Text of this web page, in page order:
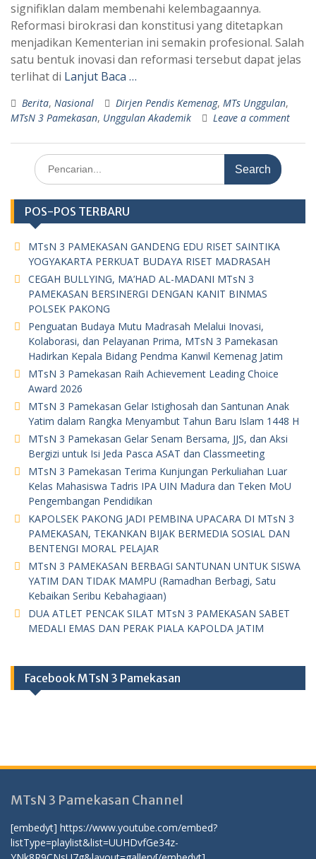
signifiklan dalam membenahi kelembagaannya.
Reformasi birokrasi dan konstitusi yang ditetapkan
menjadikan Kementerian ini semakin profesional. Salah
satu bentuk inovasi dan reformasi tersebut dapat jelas
terlihat di Lanjut Baca …
Berita, Nasional Dirjen Pendis Kemenag, MTs Unggulan,
MTsN 3 Pamekasan, Unggulan Akademik Leave a comment
Search
for:
POS-POS TERBARU
MTsN 3 PAMEKASAN GANDENG EDU RISET SAINTIKA
YOGYAKARTA PERKUAT BUDAYA RISET MADRASAH
CEGAH BULLYING, MA’HAD AL-MADANI MTsN 3
PAMEKASAN BERSINERGI DENGAN KANIT BINMAS
POLSEK PAKONG
Penguatan Budaya Mutu Madrasah Melalui Inovasi,
Kolaborasi, dan Pelayanan Prima, MTsN 3 Pamekasan
Hadirkan Kepala Bidang Pendma Kanwil Kemenag Jatim
MTsN 3 Pamekasan Raih Achievement Leading Choice
Award 2026
MTsN 3 Pamekasan Gelar Istighosah dan Santunan Anak
Yatim dalam Rangka Menyambut Tahun Baru Islam 1448 H
MTsN 3 Pamekasan Gelar Senam Bersama, JJS, dan Aksi
Bergizi untuk Isi Jeda Pasca ASAT dan Classmeeting
MTsN 3 Pamekasan Terima Kunjungan Perkuliahan Luar
Kelas Mahasiswa Tadris IPA UIN Madura dan Teken MoU
Pengembangan Pendidikan
KAPOLSEK PAKONG JADI PEMBINA UPACARA DI MTsN 3
PAMEKASAN, TEKANKAN BIJAK BERMEDIA SOSIAL DAN
BENTENGI MORAL PELAJAR
MTsN 3 PAMEKASAN BERBAGI SANTUNAN UNTUK SISWA
YATIM DAN TIDAK MAMPU (Ramadhan Berbagi, Satu
Kebaikan Seribu Kebahagiaan)
DUA ATLET PENCAK SILAT MTsN 3 PAMEKASAN SABET
MEDALI EMAS DAN PERAK PIALA KAPOLDA JATIM
Facebook MTsN 3 Pamekasan
MTsN 3 Pamekasan Channel
[embedyt] https://www.youtube.com/embed?
listType=playlist&list=UUHDvfGe34z-